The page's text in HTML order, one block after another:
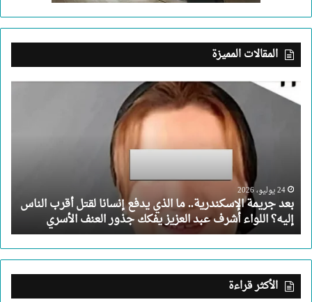
المقالات المميزة
بعد
جريمة
لقتل
أقرب
الناس
إليه؟
اللواء
أشرف
عبد
العزيز
24 يوليو، 2026
بعد جريمة الإسكندرية.. ما الذي يدفع إنسانا لقتل أقرب الناس
إليه؟ اللواء أشرف عبد العزيز يفكك جذور العنف الأسري
الأكثر قراءة